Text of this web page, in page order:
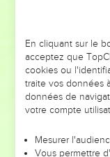
soleil devient noir
Les étoiles
vertes tombent
Le ciel disparaît
toutes les
militaires, les riches
En cliquant sur le
acceptez que
cookies ou
traite vos données
données de
votre compte
Mesurer
Vous permettre